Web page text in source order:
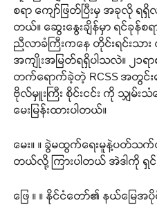
စရာ ကျော်ဖြတ်ပြီးမှ အခုလို ရရှိ
တယ်။ ဆွေးနွေးချိန်မှာ ရင်ခုန်စ
ညီလာခံကြီးကနေ တိုင်းရင်းသ
အကျိုးအမြတ်ရရှိပါသလဲ။ ၂၁
တက်ရောက်ခဲ့တဲ့ RCSS အတွင်း
ဗိုလ်မှူးကြီး စိုင်းငင်း ကို သျှ
မေးမြန်းထားပါတယ်။
မေး။ ။ ခွဲမထွက်ရေးမူနဲ့ပတ်သ
တယ်လို့ ကြားပါတယ် အဲဒါကို ရှင်းပ
ဖြေ ။ ။ နိုင်ငံတော်၏ နယ်မြေ